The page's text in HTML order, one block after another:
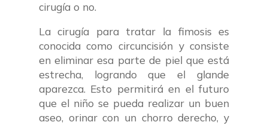
cirugía o no.
La cirugía para tratar la fimosis es
conocida como circuncisión y consiste
en eliminar esa parte de piel que está
estrecha, logrando que el glande
aparezca. Esto permitirá en el futuro
que el niño se pueda realizar un buen
aseo, orinar con un chorro derecho, y